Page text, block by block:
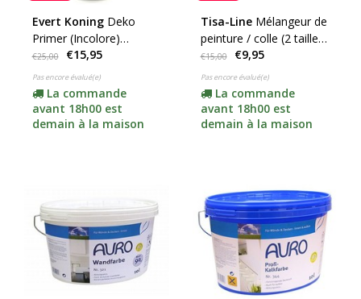
Evert Koning Deko
Primer (Incolore)
(choisissez votre
contenu)
€25,00 €15,95
Pas encore évalué(e)
La commande
avant 18h00 est
demain à la maison
Tisa-Line Mélangeur de
peinture / colle (2 tailles
cliquez ici)
€15,00 €9,95
Pas encore évalué(e)
La commande
avant 18h00 est
demain à la maison